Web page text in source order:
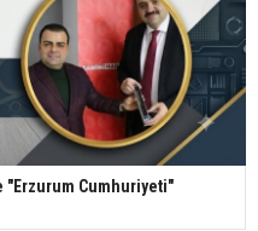
"Erzurum Cumhuriyeti"